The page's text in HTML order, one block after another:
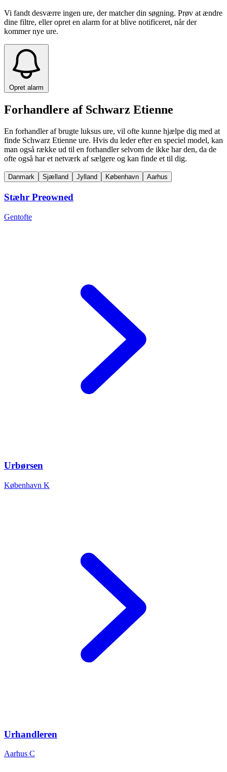
Vi fandt desværre ingen ure, der matcher din søgning. Prøv at ændre
dine filtre, eller opret en alarm for at blive notificeret, når der
kommer nye ure.
Opret alarm
Forhandlere af Schwarz Etienne
En forhandler af brugte luksus ure, vil ofte kunne hjælpe dig med at
finde Schwarz Etienne ure. Hvis du leder efter en speciel model, kan
man også række ud til en forhandler selvom de ikke har den, da de
ofte også har et netværk af sælgere og kan finde et til dig.
Danmark Sjælland Jylland København Aarhus
Stæhr Preowned
Gentofte
Urbørsen
København K
Urhandleren
Aarhus C